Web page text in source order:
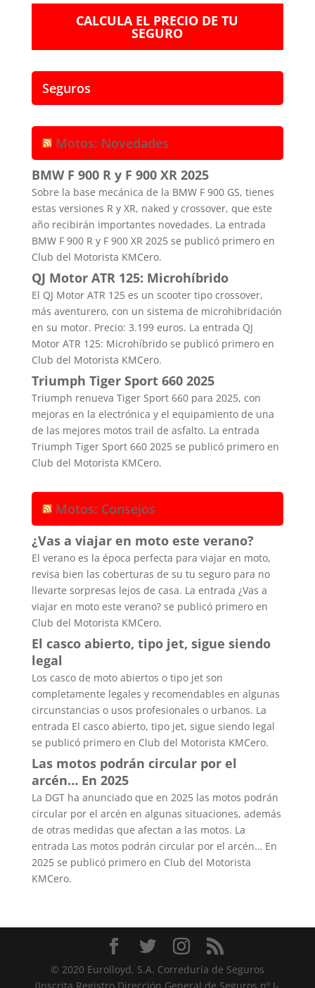
CALCULA EL PRECIO DE TU
SEGURO
Seguros
Motos: Novedades
BMW F 900 R y F 900 XR 2025
Sobre la base mecánica de la BMW F 900 GS, tienes
estas versiones R y XR, naked y crossover, que este
año recibirán importantes novedades. La entrada
BMW F 900 R y F 900 XR 2025 se publicó primero en
Club del Motorista KMCero.
QJ Motor ATR 125: Microhíbrido
El QJ Motor ATR 125 es un scooter tipo crossover,
más aventurero, con un sistema de microhibridación
en su motor. Precio: 3.199 euros. La entrada QJ
Motor ATR 125: Microhíbrido se publicó primero en
Club del Motorista KMCero.
Triumph Tiger Sport 660 2025
Triumph renueva Tiger Sport 660 para 2025, con
mejoras en la electrónica y el equipamiento de una
de las mejores motos trail de asfalto. La entrada
Triumph Tiger Sport 660 2025 se publicó primero en
Club del Motorista KMCero.
Motos: Consejos
¿Vas a viajar en moto este verano?
El verano es la época perfecta para viajar en moto,
revisa bien las coberturas de su tu seguro para no
llevarte sorpresas lejos de casa. La entrada ¿Vas a
viajar en moto este verano? se publicó primero en
Club del Motorista KMCero.
El casco abierto, tipo jet, sigue siendo
legal
Los casco de moto abiertos o tipo jet son
completamente legales y recomendables en algunas
circunstancias o usos profesionales o urbanos. La
entrada El casco abierto, tipo jet, sigue siendo legal
se publicó primero en Club del Motorista KMCero.
Las motos podrán circular por el
arcén… En 2025
La DGT ha anunciado que en 2025 las motos podrán
circular por el arcén en algunas situaciones, además
de otras medidas que afectan a las motos. La
entrada Las motos podrán circular por el arcén… En
2025 se publicó primero en Club del Motorista
KMCero.
© 2020 Eurolloyd, S.A. Correduría de Seguros
(Inscrita Registro Dirección General de Seguros nº J-